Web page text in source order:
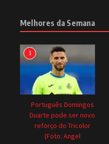
Melhores da Semana
1
Português Domingos
Duarte pode ser novo
reforço do Tricolor
(Foto: Angel